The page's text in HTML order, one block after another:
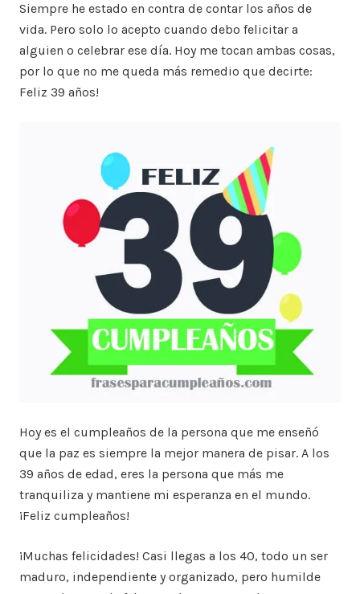
Siempre he estado en contra de contar los años de
vida. Pero solo lo acepto cuando debo felicitar a
alguien o celebrar ese día. Hoy me tocan ambas cosas,
por lo que no me queda más remedio que decirte:
Feliz 39 años!
Hoy es el cumpleaños de la persona que me enseñó
que la paz es siempre la mejor manera de pisar. A los
39 años de edad, eres la persona que más me
tranquiliza y mantiene mi esperanza en el mundo.
¡Feliz cumpleaños!
¡Muchas felicidades! Casi llegas a los 40, todo un ser
maduro, independiente y organizado, pero humilde